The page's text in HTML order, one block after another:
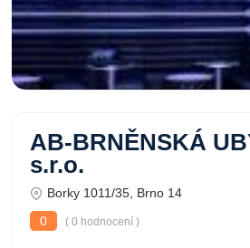
AB-BRNĚNSKÁ
s.r.o.
Borky 1011/35, Brno 14
0
( 0 hodnocení )